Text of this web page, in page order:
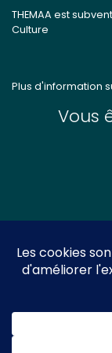
THEMAA est
Culture
Plus d'information
Vous